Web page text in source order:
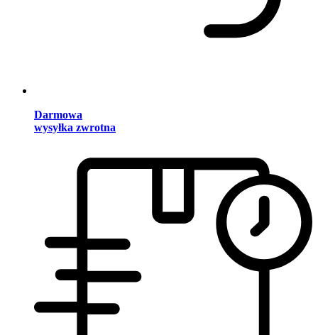
Darmowa
wysyłka zwrotna